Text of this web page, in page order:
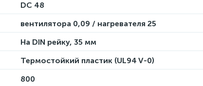
DC 48
вентилятора 0,09 / нагревателя 25
На DIN рейку, 35 мм
Термостойкий пластик (UL94 V-0)
800